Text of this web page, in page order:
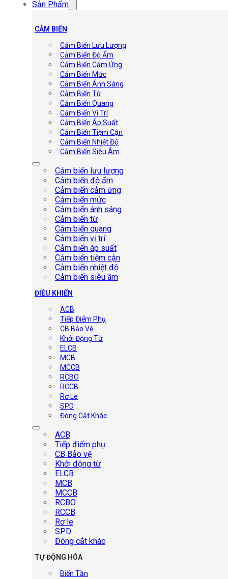
Sản Phẩm
CẢM BIẾN
Cảm Biến Lưu Lượng
Cảm Biến Độ Ẩm
Cảm Biến Cảm Ứng
Cảm Biến Mức
Cảm Biến Ánh Sáng
Cảm Biến Từ
Cảm Biến Quang
Cảm Biến Vị Trí
Cảm Biến Áp Suất
Cảm Biến Tiệm Cận
Cảm Biến Nhiệt Độ
Cảm Biến Siêu Âm
Cảm biến lưu lượng
Cảm biến độ ẩm
Cảm biến cảm ứng
Cảm biến mức
Cảm biến ánh sáng
Cảm biến từ
Cảm biến quang
Cảm biến vị trí
Cảm biến áp suất
Cảm biến tiệm cận
Cảm biến nhiệt độ
Cảm biến siêu âm
ĐIỀU KHIỂN
ACB
Tiếp Điểm Phụ
CB Bảo Vệ
Khởi Động Từ
ELCB
MCB
MCCB
RCBO
RCCB
Rơ Le
SPD
Đóng Cắt Khác
ACB
Tiếp điểm phụ
CB Bảo vệ
Khởi động từ
ELCB
MCB
MCCB
RCBO
RCCB
Rơ le
SPD
Đóng cắt khác
TỰ ĐỘNG HÓA
Biến Tần